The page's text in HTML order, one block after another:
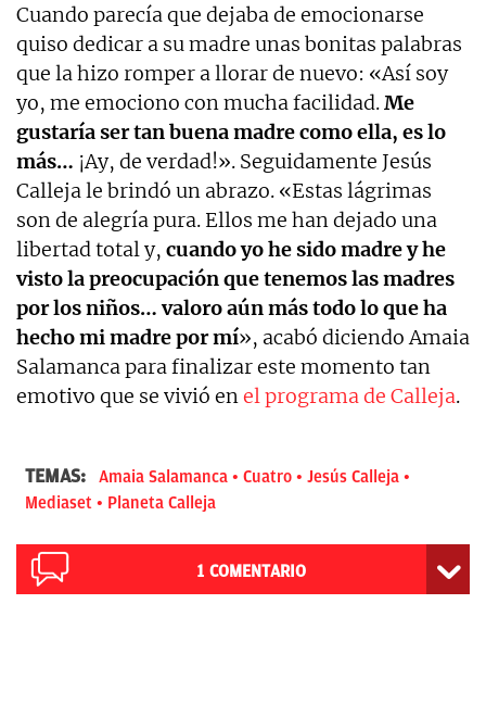
Cuando parecía que dejaba de emocionarse
quiso dedicar a su madre unas bonitas palabras
que la hizo romper a llorar de nuevo: «Así soy
yo, me emociono con mucha facilidad.Me
gustaría ser tan buena madre como ella, es lo
más… ¡Ay, de verdad!». Seguidamente Jesús
Calleja le brindó un abrazo. «Estas lágrimas
son de alegría pura. Ellos me han dejado una
libertad total y, cuando yo he sido madre y he
visto la preocupación que tenemos las madres
por los niños… valoro aún más todo lo que ha
hecho mi madre por mí», acabó diciendo Amaia
Salamanca para finalizar este momento tan
emotivo que se vivió enel programa de Calleja.
TEMAS: Amaia Salamanca Cuatro
Jesús Calleja
Mediaset
Planeta Calleja
1 COMENTARIO